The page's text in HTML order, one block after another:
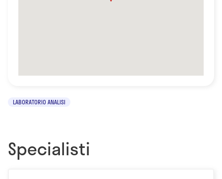
LABORATORIO ANALISI
Specialisti